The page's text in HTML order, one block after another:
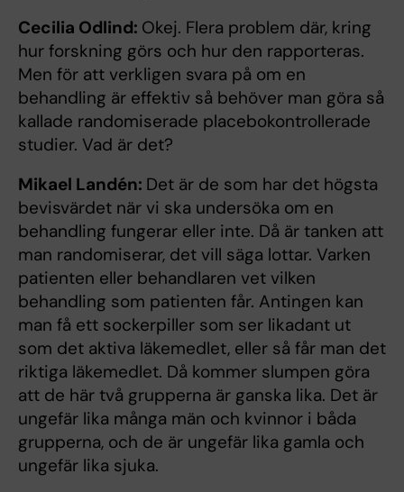
Cecilia Odlind: Okej. Flera problem där, kring
hur forskning görs och hur den rapporteras.
Men för att verkligen svara på om en
behandling är effektiv så behöver man göra så
kallade randomiserade placebokontrollerade
studier. Vad är det?
Mikael Landén: Det är de som har det högsta
bevisvärdet när vi ska undersöka om en
behandling fungerar eller inte. Då är tanken att
man randomiserar, det vill säga lottar. Varken
patienten eller behandlaren vet vilken
behandling som patienten får. Antingen kan
man få ett sockerpiller som ser likadant ut
som det aktiva läkemedlet, eller så får man det
riktiga läkemedlet. Då kommer slumpen göra
att de här två grupperna är ganska lika. Det är
ungefär lika många män och kvinnor i båda
grupperna, och de är ungefär lika gamla och
ungefär lika sjuka.